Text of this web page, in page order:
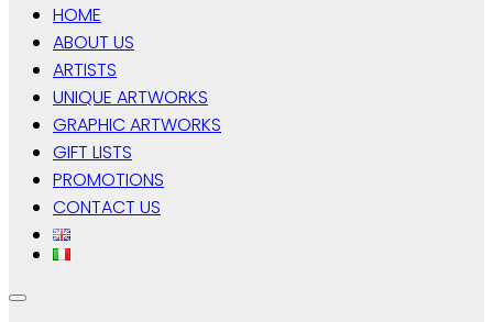
HOME
ABOUT US
ARTISTS
UNIQUE ARTWORKS
GRAPHIC ARTWORKS
GIFT LISTS
PROMOTIONS
CONTACT US